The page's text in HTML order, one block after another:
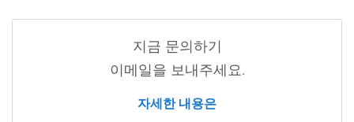
지금 문의하기
이메일을 보내주세요.
자세한 내용은